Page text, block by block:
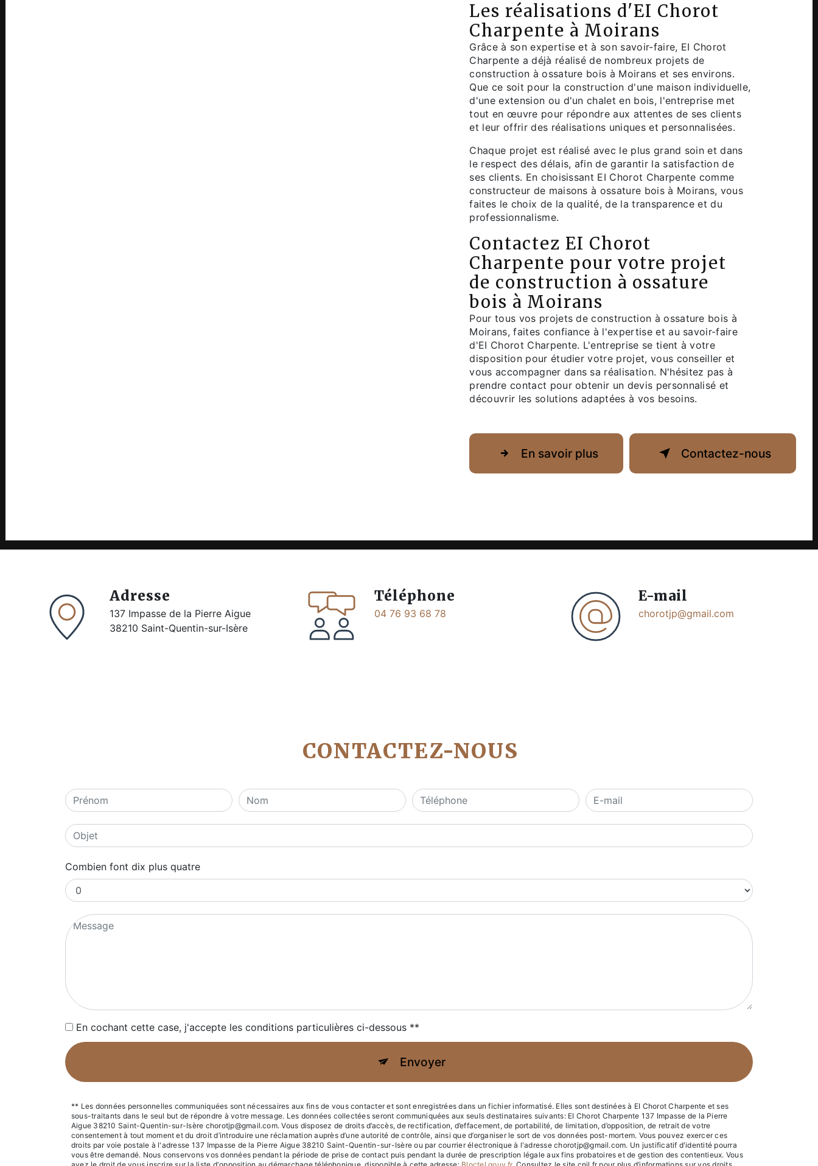
Les réalisations d'EI Chorot
Charpente à Moirans
Grâce à son expertise et à son savoir-faire, EI Chorot
Charpente a déjà réalisé de nombreux projets de
construction à ossature bois à Moirans et ses environs.
Que ce soit pour la construction d'une maison individuelle,
d'une extension ou d'un chalet en bois, l'entreprise met
tout en œuvre pour répondre aux attentes de ses clients
et leur offrir des réalisations uniques et personnalisées.
Chaque projet est réalisé avec le plus grand soin et dans
le respect des délais, afin de garantir la satisfaction de
ses clients. En choisissant EI Chorot Charpente comme
constructeur de maisons à ossature bois à Moirans, vous
faites le choix de la qualité, de la transparence et du
professionnalisme.
Contactez EI Chorot
Charpente pour votre projet
de construction à ossature
bois à Moirans
Pour tous vos projets de construction à ossature bois à
Moirans, faites confiance à l'expertise et au savoir-faire
d'EI Chorot Charpente. L'entreprise se tient à votre
disposition pour étudier votre projet, vous conseiller et
vous accompagner dans sa réalisation. N'hésitez pas à
prendre contact pour obtenir un devis personnalisé et
découvrir les solutions adaptées à vos besoins.
En savoir plus Contactez-nous
Adresse
137 Impasse de la Pierre Aigue
38210 Saint-Quentin-sur-Isère
Téléphone
04 76 93 68 78
E-mail
chorotjp@gmail.com
CONTACTEZ-NOUS
Combien font dix plus quatre
En cochant cette case, j'accepte les conditions particulières ci-dessous **
Envoyer
** Les données personnelles communiquées sont nécessaires aux fins de vous contacter et sont enregistrées dans un fichier informatisé. Elles sont destinées à EI Chorot Charpente et ses
sous-traitants dans le seul but de répondre à votre message. Les données collectées seront communiquées aux seuls destinataires suivants: EI Chorot Charpente 137 Impasse de la Pierre
Aigue 38210 Saint-Quentin-sur-Isère chorotjp@gmail.com. Vous disposez de droits d’accès, de rectification, d’effacement, de portabilité, de limitation, d’opposition, de retrait de votre
consentement à tout moment et du droit d’introduire une réclamation auprès d’une autorité de contrôle, ainsi que d’organiser le sort de vos données post-mortem. Vous pouvez exercer ces
droits par voie postale à l'adresse 137 Impasse de la Pierre Aigue 38210 Saint-Quentin-sur-Isère ou par courrier électronique à l'adresse chorotjp@gmail.com. Un justificatif d'identité pourra
vous être demandé. Nous conservons vos données pendant la période de prise de contact puis pendant la durée de prescription légale aux fins probatoires et de gestion des contentieux. Vous